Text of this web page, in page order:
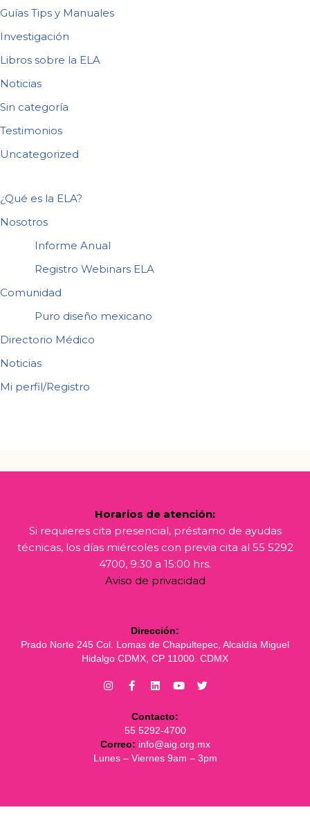
Guías Tips y Manuales
Investigación
Libros sobre la ELA
Noticias
Sin categoría
Testimonios
Uncategorized
¿Qué es la ELA?
Nosotros
Informe Anual
Registro Webinars ELA
Comunidad
Puro diseño mexicano
Directorio Médico
Noticias
Mi perfil/Registro
Horarios de atención:
Si requieres cita presencial, préstamo de ayudas
técnicas, los días miércoles con previa cita al 55 5292
4700, 9:30 a 15:00 hrs.
Aviso de privacidad
Dirección:
Prado Norte 245 Col. Lomas de Chapultepec, Alcaldía Miguel
Hidalgo CDMX, CP 11000. CDMX
Contacto:
55 5292-4700
Correo: info@aig.org.mx
Lunes – Viernes 9am – 3pm